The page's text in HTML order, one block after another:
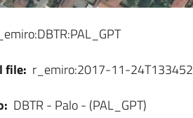
file: r_emiro:2017-11-24T133452
DBTR - Palo - (PAL_GPT)